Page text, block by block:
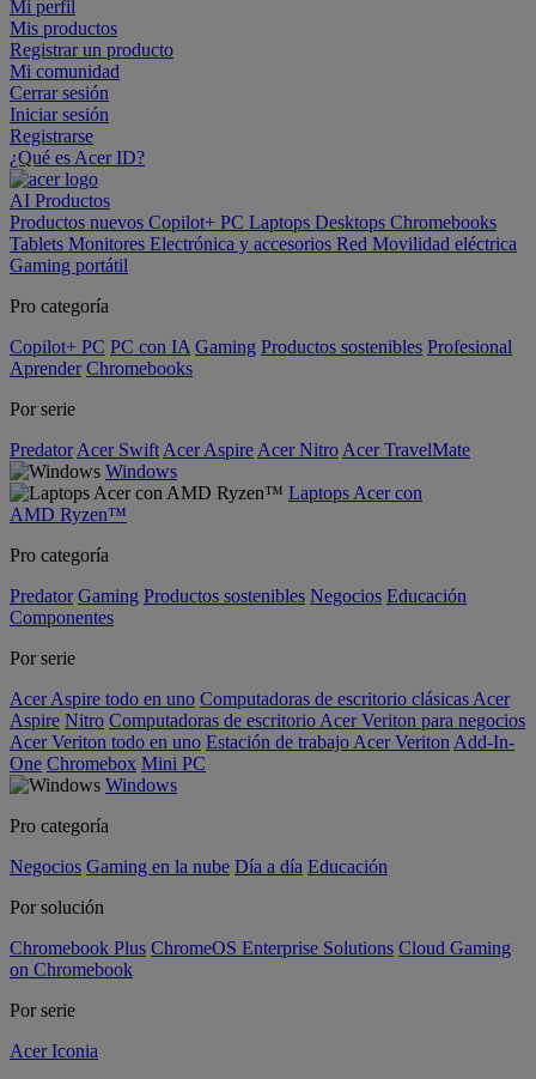
Mi perfil
Mis productos
Registrar un producto
Mi comunidad
Cerrar sesión
Iniciar sesión
Registrarse
¿Qué es Acer ID?
AI Productos
Productos nuevos Copilot+ PC Laptops Desktops Chromebooks
Tablets Monitores Electrónica y accesorios Red Movilidad eléctrica
Gaming portátil
Pro categoría
Copilot+ PC PC con IA Gaming Productos sostenibles Profesional
Aprender Chromebooks
Por serie
Predator Acer Swift Acer Aspire Acer Nitro Acer TravelMate
Windows
Laptops Acer con
AMD Ryzen™
Pro categoría
Predator Gaming Productos sostenibles Negocios Educación
Componentes
Por serie
Acer Aspire todo en uno Computadoras de escritorio clásicas Acer
Aspire Nitro Computadoras de escritorio Acer Veriton para negocios
Acer Veriton todo en uno Estación de trabajo Acer Veriton Add-In-
One Chromebox Mini PC
Windows
Pro categoría
Negocios Gaming en la nube Día a día Educación
Por solución
Chromebook Plus ChromeOS Enterprise Solutions Cloud Gaming
on Chromebook
Por serie
Acer Iconia